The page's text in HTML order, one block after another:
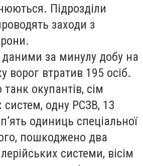
Підрозділи
заходи з
за минулу добу на
ворог втратив 195 осіб.
окупантів, сім
систем, одну РСЗВ, 13
одиниць спеціальної
пошкоджено два
системи, вісім